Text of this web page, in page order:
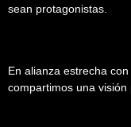
sean protagonistas.
En alianza estrecha
compartimos una visión